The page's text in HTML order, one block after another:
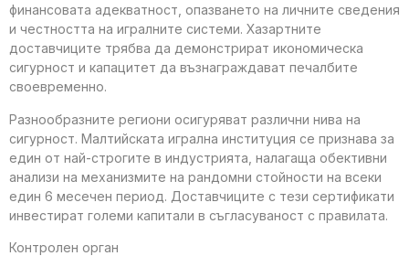
финансовата адекватност, опазването на личните сведения
и честността на игралните системи. Хазартните
доставчиците трябва да демонстрират икономическа
сигурност и капацитет да възнаграждават печалбите
своевременно.
Разнообразните региони осигуряват различни нива на
сигурност. Малтийската игрална институция се признава за
един от най-строгите в индустрията, налагаща обективни
анализи на механизмите на рандомни стойности на всеки
един 6 месечен период. Доставчиците с тези сертификати
инвестират големи капитали в съгласуваност с правилата.
Контролен орган